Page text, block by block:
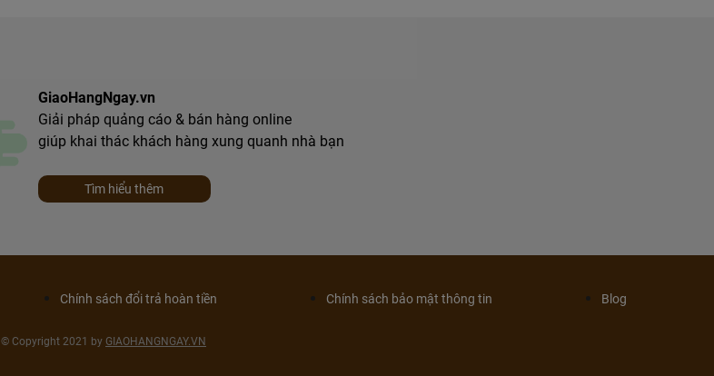
GiaoHangNgay.vn
Giải pháp quảng cáo & bán hàng online
giúp khai thác khách hàng xung quanh nhà bạn
Tìm hiểu thêm
Chính sách đổi trả hoàn tiền Chính sách bảo mật thông tin Blog
© Copyright 2021 by GIAOHANGNGAY.VN